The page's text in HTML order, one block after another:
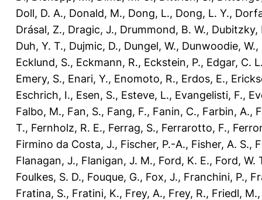
Doll, D. A., Donald, M., Dong, L., Dong, L. Y.,
Drásal, Z., Dragic, J., Drummond, B. W., Dubitzky,
Duh, Y. T., Dujmic, D., Dungel, W., Dunwoodie, W.,
Ecklund, S., Eckmann, R., Eckstein, P., Edgar, C.
Emery, S., Enari, Y., Enomoto, R., Erdos, E.,
Eschrich, I., Esen, S., Esteve, L., Evangelisti, F.,
Falbo, M., Fan, S., Fang, F., Fanin, C., Farbin, A.,
T., Fernholz, R. E., Ferrag, S., Ferrarotto, F.,
Firmino da Costa, J., Fischer, P.-A., Fisher, A. S.,
Flanagan, J., Flanigan, J. M., Ford, K. E., Ford, W.
Foulkes, S. D., Fouque, G., Fox, J., Franchini, P.,
Fratina, S., Fratini, K., Frey, A., Frey, R., Friedl, M.